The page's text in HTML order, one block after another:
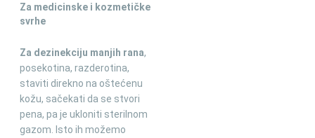
Za medicinske i kozmetičke
svrhe
Za dezinekciju manjih rana,
posekotina, razderotina,
staviti direkno na oštećenu
kožu, sačekati da se stvori
pena, pa je ukloniti sterilnom
gazom. Isto ih možemo